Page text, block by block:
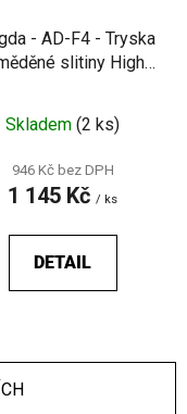
- AD-F4 - Tryska
slitiny High
nápisů
Skladem (2 ks)
946 Kč bez DPH
1 145 Kč / ks
DETAIL